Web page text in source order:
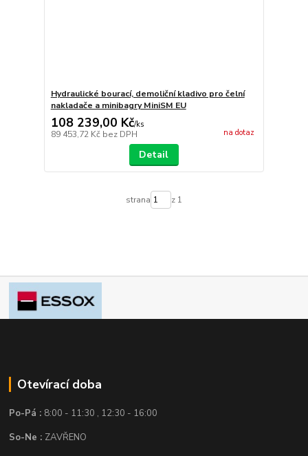
Hydraulické bourací, demoliční kladivo pro čelní
nakladače a minibagry MiniSM EU
108 239,00 Kč/ks
89 453,72 Kč bez DPH na dotaz
Detail
strana z 1
Otevírací doba
Po-Pá : 8:00 - 11:30 , 12:30 - 16:00
So-Ne : ZAVŘENO